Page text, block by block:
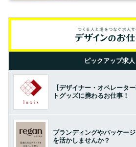
ピックアップ求人
【デザイナー・オペレータ
トグッズに携わるお仕事！
ブランディングやパッケー
を活かしませんか？